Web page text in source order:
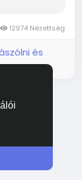
12974 Nézettség
és